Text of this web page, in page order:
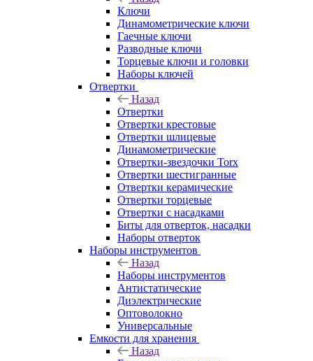
Ключи
Динамометрические ключи
Гаечные ключи
Разводные ключи
Торцевые ключи и головки
Наборы ключей
Отвертки
Назад
Отвертки
Отвертки крестовые
Отвертки шлицевые
Динамометрические
Отвертки-звездочки Torx
Отвертки шестигранные
Отвертки керамические
Отвертки торцевые
Отвертки с насадками
Биты для отверток, насадки
Наборы отверток
Наборы инструментов
Назад
Наборы инструментов
Антистатические
Диэлектрические
Оптоволокно
Универсальные
Емкости для хранения
Назад